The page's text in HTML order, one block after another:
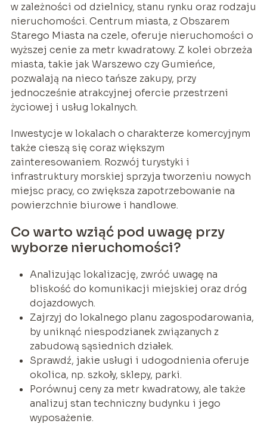
w zależności od dzielnicy, stanu rynku oraz rodzaju
nieruchomości. Centrum miasta, z Obszarem
Starego Miasta na czele, oferuje nieruchomości o
wyższej cenie za metr kwadratowy. Z kolei obrzeża
miasta, takie jak Warszewo czy Gumieńce,
pozwalają na nieco tańsze zakupy, przy
jednocześnie atrakcyjnej ofercie przestrzeni
życiowej i usług lokalnych.
Inwestycje w lokalach o charakterze komercyjnym
także cieszą się coraz większym
zainteresowaniem. Rozwój turystyki i
infrastruktury morskiej sprzyja tworzeniu nowych
miejsc pracy, co zwiększa zapotrzebowanie na
powierzchnie biurowe i handlowe.
Co warto wziąć pod uwagę przy
wyborze nieruchomości?
Analizując lokalizację, zwróć uwagę na
bliskość do komunikacji miejskiej oraz dróg
dojazdowych.
Zajrzyj do lokalnego planu zagospodarowania,
by uniknąć niespodzianek związanych z
zabudową sąsiednich działek.
Sprawdź, jakie usługi i udogodnienia oferuje
okolica, np. szkoły, sklepy, parki.
Porównuj ceny za metr kwadratowy, ale także
analizuj stan techniczny budynku i jego
wyposażenie.